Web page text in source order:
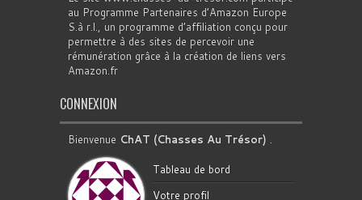
au Programme Partenaires d’Amazon Europe
S.à r.l., un programme d’affiliation conçu pour
permettre à des sites de percevoir une
rémunération grâce à la création de liens vers
Amazon.fr
CONNEXION
Bienvenue ChAT (Chasses Au Trésor) .
Tableau de bord
Votre profil